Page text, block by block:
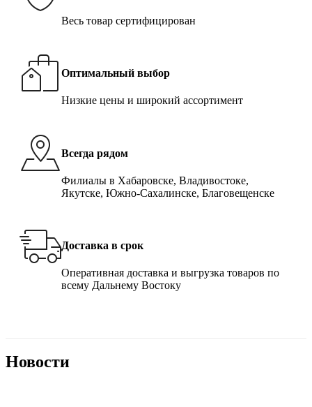
Весь товар сертифицирован
Оптимальный выбор
Низкие цены и широкий ассортимент
Всегда рядом
Филиалы в Хабаровске, Владивостоке,
Якутске, Южно-Сахалинске, Благовещенске
Доставка в срок
Оперативная доставка и выгрузка товаров по
всему Дальнему Востоку
Новости